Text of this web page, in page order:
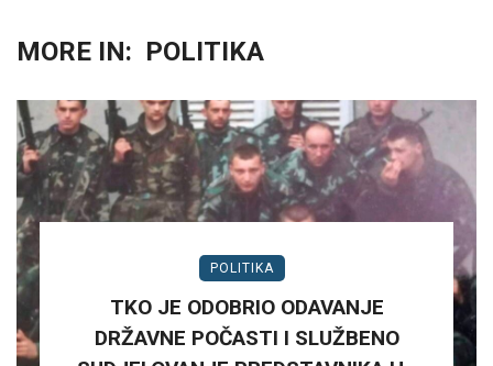
MORE IN: POLITIKA
POLITIKA
TKO JE ODOBRIO ODAVANJE
DRŽAVNE POČASTI I SLUŽBENO